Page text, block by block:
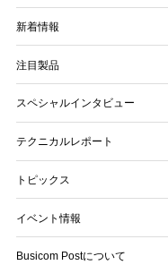
新着情報
注目製品
スペシャルインタビュー
テクニカルレポート
トピックス
イベント情報
Busicom Postについて